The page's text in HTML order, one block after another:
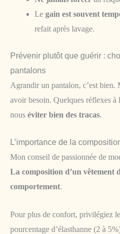
Le gain est souvent
refait après lavage.
Prévenir plutôt que guérir :
pantalons
Agrandir un pantalon, c’est bien.
avoir besoin. Quelques réflexes à
nous éviter bien des tracas.
L’importance de la
Mon conseil de passionnée de
La composition d’un vêtement
comportement.
Pour plus de confort, privilégiez
pourcentage d’élasthanne (2 à